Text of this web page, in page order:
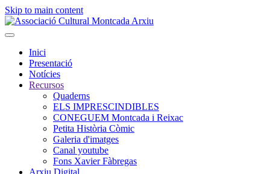
Skip to main content
Inici
Presentació
Notícies
Recursos
Quaderns
ELS IMPRESCINDIBLES
CONEGUEM Montcada i Reixac
Petita Història Còmic
Galeria d'imatges
Canal youtube
Fons Xavier Fàbregas
Arxiu Digital